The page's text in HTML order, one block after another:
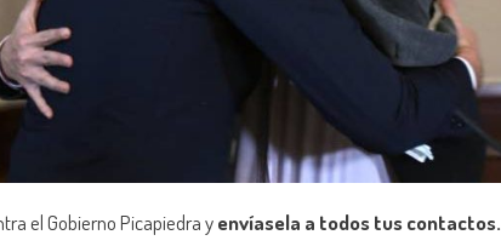
el Gobierno Picapiedra yenvíasela a todos tus contactos.